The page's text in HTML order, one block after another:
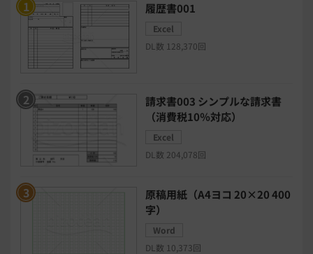
チャットボットツール
セキュリティシステム
安否確認(総務)システム 経費精算システム
日程調整システム
BIツール CTIシステム
クラウドPBX
履歴書001
Excel
DL数 128,370回
請求書003 シンプルな請求書
（消費税10％対応）
Excel
DL数 204,078回
原稿用紙（A4ヨコ 20×20 400
字）
Word
DL数 10,373回